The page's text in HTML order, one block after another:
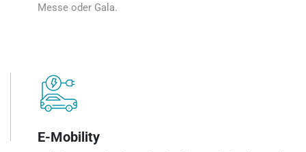
Messe oder Gala.
E-Mobility